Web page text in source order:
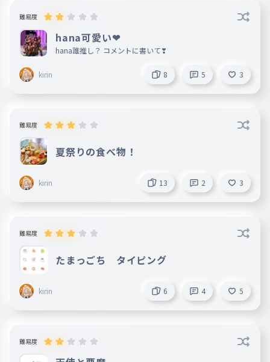
難易度
hana可愛い❤
hana誰推し？ コメントに書いて❣
kirin 8 5 3
難易度
夏祭りの食べ物！
kirin 13 2 3
難易度
たまっごち タイピング
kirin 6 4 5
難易度